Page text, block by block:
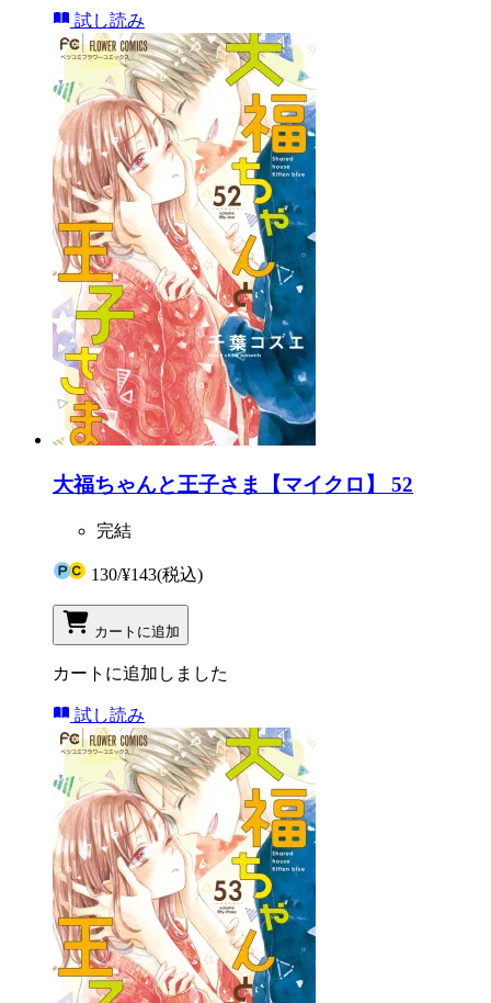
試し読み
大福ちゃんと王子さま【マイクロ】 52
完結
130/¥143(税込)
カートに追加
カートに追加しました
試し読み